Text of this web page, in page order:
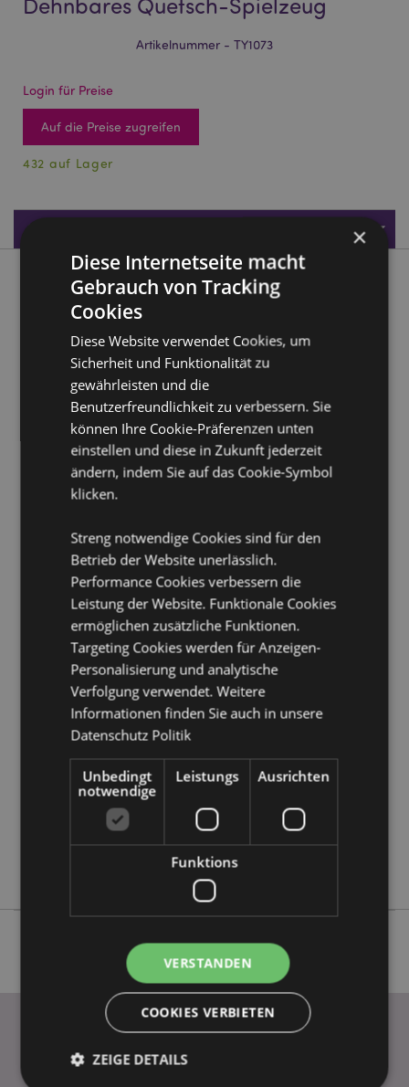
Artikelnummer - TY1073
Login für Preise
Auf die Preise zugreifen
432 auf Lager
Produktdaten
Produktbeschreibung
Material:Füllung: Gummi (TPR) und Füllung: VA Pulver
(Talkum) und Wasser (Wasser, EVA Öl und
Zitronensäure)
CE/UKCA gekennzeichnet:Ja
EN71:Ja
Nicht geeignet für:0 - 3 Jahre
Saisonaler Feiertag/ festlicher Anlass:
Produkttressourcen:
Möchten Sie mehr über den Einkauf bei Puckator
erfahren?Dann lesen Sie unserenLeitfaden für
Kundeninformationen.
Produktattribute
Information
Höhe 6cm Breite 6.5cm
5056848200978
144
0.098000
Keine
Keine
WICHTIGE INFORMATION
×
Diese Internetseite macht
Gebrauch von Tracking
Cookies
Diese Website verwendet Cookies, um
Sicherheit und Funktionalität zu
gewährleisten und die
Benutzerfreundlichkeit zu verbessern. Sie
können Ihre Cookie-Präferenzen unten
einstellen und diese in Zukunft jederzeit
ändern, indem Sie auf das Cookie-Symbol
klicken.
Streng notwendige Cookies sind für den
Betrieb der Website unerlässlich.
Performance Cookies verbessern die
Leistung der Website. Funktionale Cookies
ermöglichen zusätzliche Funktionen.
Targeting Cookies werden für Anzeigen-
Personalisierung und analytische
Verfolgung verwendet. Weitere
Informationen finden Sie auch in unsere
Datenschutz Politik
Unbedingt
notwendige
Leistungs Ausrichten
Funktions
VERSTANDEN
COOKIES VERBIETEN
ZEIGE DETAILS